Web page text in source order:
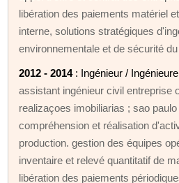
libération des paiements matériel
interne, solutions stratégiques
environnementale et de sécurité
2012 - 2014: Ingénieur /
assistant ingénieur civil entreprise
realizaçoes imobiliarias ; sao
compréhension et réalisation
production. gestion des équipes
inventaire et relevé quantitatif de
libération des paiements